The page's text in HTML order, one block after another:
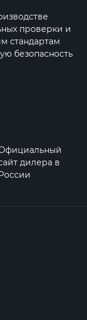
проверки и
стандартам
безопасность
дилера в